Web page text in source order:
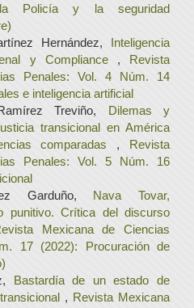
Policía y la seguridad
Hernández, Inteligencia
y Compliance , Revista
Penales: Vol. 4 Núm. 14
e inteligencia artificial
Treviño, Dilemas y
transicional en América
comparadas , Revista
Penales: Vol. 5 Núm. 16
Garduño, Nava Tovar,
punitivo. Crítica del discurso
Mexicana de Ciencias
17 (2022): Procuración de
Bastardía de un estado de
, Revista Mexicana